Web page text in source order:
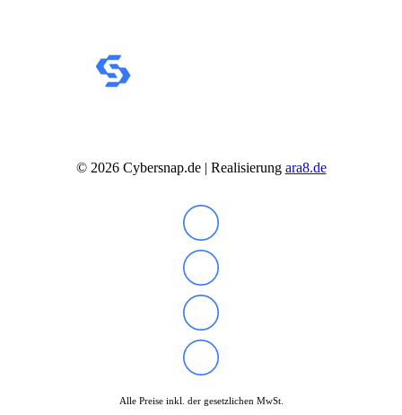
© 2026Cybersnap.de | Realisierung ara8.de
Alle Preise inkl. der gesetzlichen MwSt.